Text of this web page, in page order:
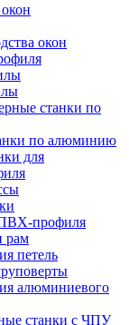
окон
станки по
по алюминию
для
профиля
рам
петель
алюминиевого
станки с ЧПУ